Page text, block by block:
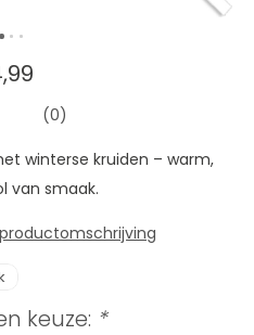
(0)
winterse kruiden – warm,
van smaak.
keuze: *